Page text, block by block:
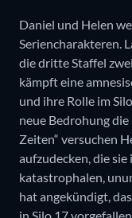
Daniel und Helen
Seriencharakteren.
die dritte Staffel
kämpft eine
und ihre Rolle im
neue Bedrohung
Zeiten“ versuchen
aufzudecken, die
katastrophalen,
hat angekündigt,